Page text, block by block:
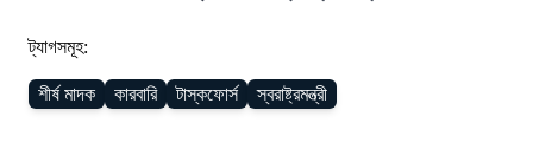
ট্যাগসমূহ:
শীর্ষ মাদক কারবারি টাস্কফোর্স স্বরাষ্ট্রমন্ত্রী